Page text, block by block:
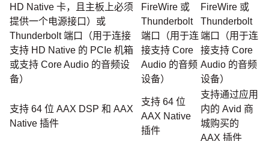
HD Native 卡，且主板上必须
提供一个电源接口）或
Thunderbolt 端口（用于连接
支持 HD Native 的 PCIe 机箱
或支持 Core Audio 的音频设
备）
FireWire 或
Thunderbolt
端口（用于连
接支持 Core
Audio 的音频
设备）
FireWire 或
Thunderbolt
端口（用于连
接支持 Core
Audio 的音频
设备）
支持 64 位 AAX DSP 和 AAX
Native 插件
支持 64 位
AAX Native
插件
支持通过应用
内的 Avid 商
城购买的
AAX 插件